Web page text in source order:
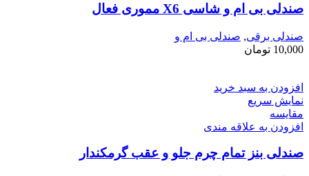
صندلی بی ام و شاسی X6 مموری فعال
صندلی برقی, صندلی بی ام و
10,000 تومان
افزودن به سبد خرید
نمایش سریع
مقايسه
افزودن به علاقه مندی
صندلی بنز تمام چرم جلو و عقب گرمکندار